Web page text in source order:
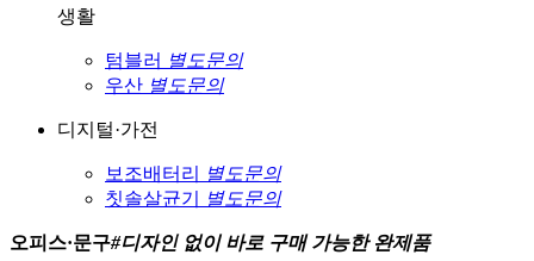
생활
텀블러 별도문의
우산 별도문의
디지털·가전
보조배터리
별도문의
칫솔살균기
별도문의
오피스·문구#디자인 없이 바로 구매 가능한 완제품